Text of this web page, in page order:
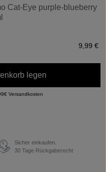
Cat-Eye purple-blueberry
9,99 €
legen
Versandkosten
€
Sicher einkaufen.
30 Tage Rückgaberecht